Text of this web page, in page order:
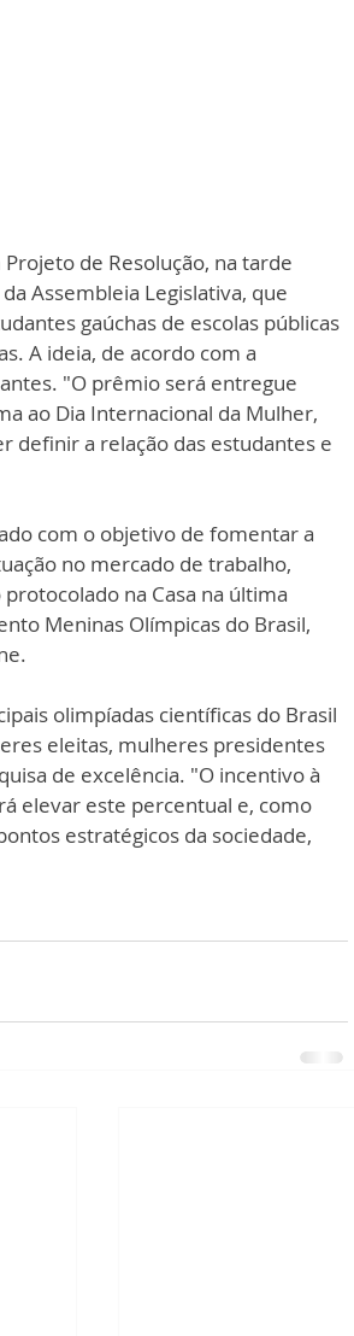
de Resolução, na tarde
Assembleia Legislativa, que
gaúchas de escolas públicas
A ideia, de acordo com a
"O prêmio será entregue
ao Dia Internacional da Mulher,
definir a relação das estudantes e
com o objetivo de fomentar a
no mercado de trabalho,
na Casa na última
Meninas Olímpicas do Brasil,
olimpíadas científicas do Brasil
eleitas, mulheres presidentes
de excelência. "O incentivo à
elevar este percentual e, como
estratégicos da sociedade,